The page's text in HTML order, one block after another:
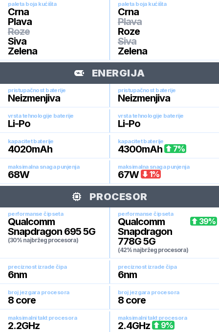
paleta boja kućišta
Crna
Plava
Roze
Siva
Zelena
paleta boja kućišta
Crna
Plava
Roze
Siva
Zelena
ENERGIJA
pristupačnost baterije
Neizmenjiva
pristupačnost baterije
Neizmenjiva
vrsta tehnologije baterije
Li-Po
vrsta tehnologije baterije
Li-Po
kapacitet baterije
4020mAh
kapacitet baterije
4300mAh 7%
maksimalna snaga punjenja
68W
maksimalna snaga punjenja
67W 1%
PROCESOR
performanse čipseta
Qualcomm
Snapdragon 695 5G
(30% najbržeg procesora)
performanse čipseta
Qualcomm
Snapdragon
778G 5G
(42% najbržeg procesora)
39%
preciznost izrade čipa
6nm
preciznost izrade čipa
6nm
broj jezgara procesora
8 core
broj jezgara procesora
8 core
maksimalni takt procesora
2.2GHz
maksimalni takt procesora
2.4GHz 9%